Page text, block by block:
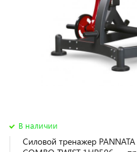
В наличии
Силовой тренажер